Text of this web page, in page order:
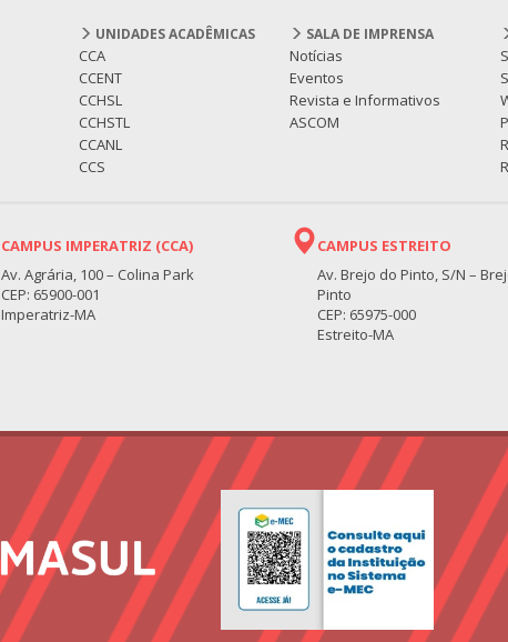
UNIDADES ACADÊMICAS
CCA
CCENT
CCHSL
CCHSTL
CCANL
CCS
SALA DE IMPRENSA
Notícias
Eventos
Revista e Informativos
ASCOM
CAMPUS IMPERATRIZ (CCA)
Av. Agrária, 100 – Colina Park
CEP: 65900-001
Imperatriz-MA
CAMPUS ESTREITO
Av. Brejo do Pinto, S/N –
Pinto
CEP: 65975-000
Estreito-MA